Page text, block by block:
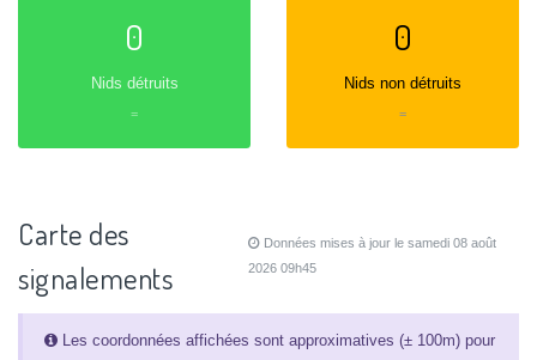
0
Nids détruits
=
0
Nids non détruits
=
Carte des
signalements
Données mises à jour le samedi 08 août
2026 09h45
Les coordonnées affichées sont approximatives (± 100m) pour